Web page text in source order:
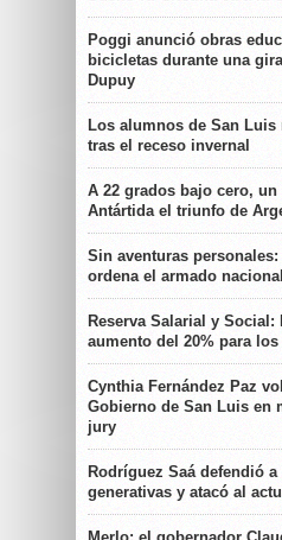
Poggi anunció obras
bicicletas durante una
Dupuy
Los alumnos de San Luis
tras el receso invernal
A 22 grados bajo cero,
Antártida el triunfo de
Sin aventuras
ordena el armado nacional
Reserva Salarial y
aumento del 20% para
Cynthia Fernández Paz
Gobierno de San Luis en
jury
Rodríguez Saá defendió
generativas y atacó al